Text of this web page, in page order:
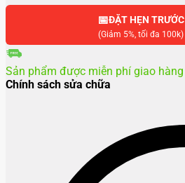
Oppo
số
📅ĐẶT HẸN TRƯỚC
(Giảm 5%, tối đa 100k)
Sản phẩm được miễn phí giao hàng
Chính sách sửa chữa